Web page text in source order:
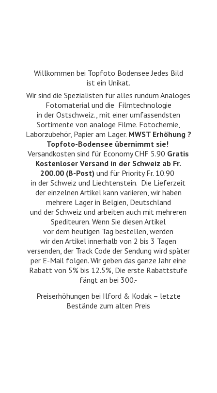
Willkommen bei Topfoto Bodensee Jedes Bild
ist ein Unikat.
Wir sind die Spezialisten für alles rundum Analoges
Fotomaterial und die Filmtechnologie
in der Ostschweiz., mit einer umfassendsten
Sortimente von analoge Filme. Fotochemie,
Laborzubehör, Papier am Lager. MWST Erhöhung ?
Topfoto-Bodensee übernimmt sie!
Versandkosten sind für Economy CHF 5.90 Gratis
Kostenloser Versand in der Schweiz ab Fr.
200.00 (B-Post) und für Priority Fr. 10.90
in der Schweiz und Liechtenstein. Die Lieferzeit
der einzelnen Artikel kann variieren, wir haben
mehrere Lager in Belgien, Deutschland
und der Schweiz und arbeiten auch mit mehreren
Spediteuren. Wenn Sie diesen Artikel
vor dem heutigen Tag bestellen, werden
wir den Artikel innerhalb von 2 bis 3 Tagen
versenden, der Track Code der Sendung wird später
per E-Mail folgen. Wir geben das ganze Jahr eine
Rabatt von 5% bis 12.5%, Die erste Rabattstufe
fängt an bei 300.-
Preiserhöhungen bei Ilford & Kodak – letzte
Bestände zumalten Preis